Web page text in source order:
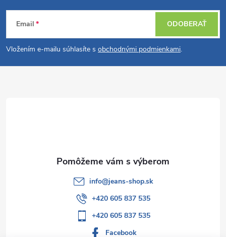
Z
á
p
Email
Vložením e-mailu súhlasíte s obchodnými podmienkami.
ODOBERAŤ
info@jeans-shop.sk
+420 605 837 535
+420 605 837 535
Facebook